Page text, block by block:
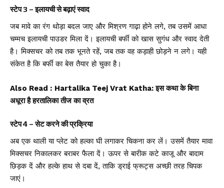
स्टेप 3 – इलायची से बढ़ाएं स्वाद
जब मावे का रंग थोड़ा बदल जाए और मिश्रण गाढ़ा होने लगे, तब उसमें आधा
चम्मच इलायची पाउडर मिला दें। इलायची बर्फी को खास सुगंध और स्वाद देती
है। मिक्सचर को तब तक भूनते रहें, जब तक वह कड़ाही छोड़ने न लगे। यही
संकेत है कि बर्फी का बेस तैयार हो चुका है।
Also Read : Hartalika Teej Vrat Katha: इस कथा के बिना
अधूरा है हरतालिका तीज का व्रत
स्टेप 4 – सेट करने की प्रक्रिया
अब एक थाली या प्लेट को हल्का घी लगाकर चिकना कर लें। उसमें तैयार मावा
मिक्सचर निकालकर बराबर फैला दें। ऊपर से बारीक कटे काजू और बादाम
छिड़क दें और हल्के हाथ से दबा दें, ताकि ड्राई फ्रूट्स अच्छी तरह चिपक
जाएं।